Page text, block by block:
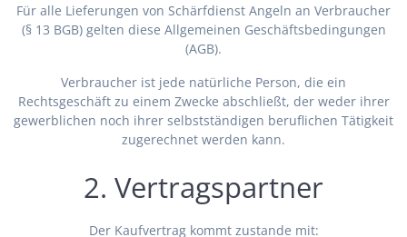
Für alle Lieferungen von Schärfdienst Angeln an Verbraucher
(§ 13 BGB) gelten diese Allgemeinen Geschäftsbedingungen
(AGB).
Verbraucher ist jede natürliche Person, die ein
Rechtsgeschäft zu einem Zwecke abschließt, der weder ihrer
gewerblichen noch ihrer selbstständigen beruflichen Tätigkeit
zugerechnet werden kann.
2. Vertragspartner
Der Kaufvertrag kommt zustande mit: